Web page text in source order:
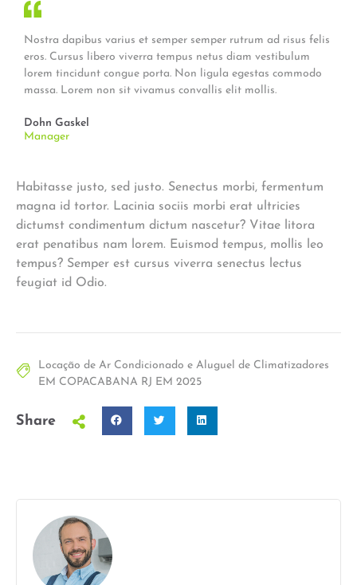
Nostra dapibus varius et semper semper rutrum ad risus felis
eros. Cursus libero viverra tempus netus diam vestibulum
lorem tincidunt congue porta. Non ligula egestas commodo
massa. Lorem non sit vivamus convallis elit mollis.
Dohn Gaskel
Manager
Habitasse justo, sed justo. Senectus morbi, fermentum
magna id tortor. Lacinia sociis morbi erat ultricies
dictumst condimentum dictum nascetur? Vitae litora
erat penatibus nam lorem. Euismod tempus, mollis leo
tempus? Semper est cursus viverra senectus lectus
feugiat id Odio.
Locação de Ar Condicionado e Aluguel de Climatizadores
EM COPACABANA RJ EM 2025
Share